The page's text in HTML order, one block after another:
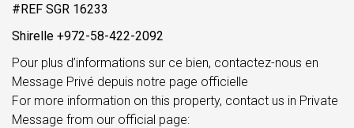
#REF SGR 16233
Shirelle +972-58-422-2092
Pour plus d’informations sur ce bien, contactez-nous en
Message Privé depuis notre page officielle
For more information on this property, contact us in Private
Message from our official page: